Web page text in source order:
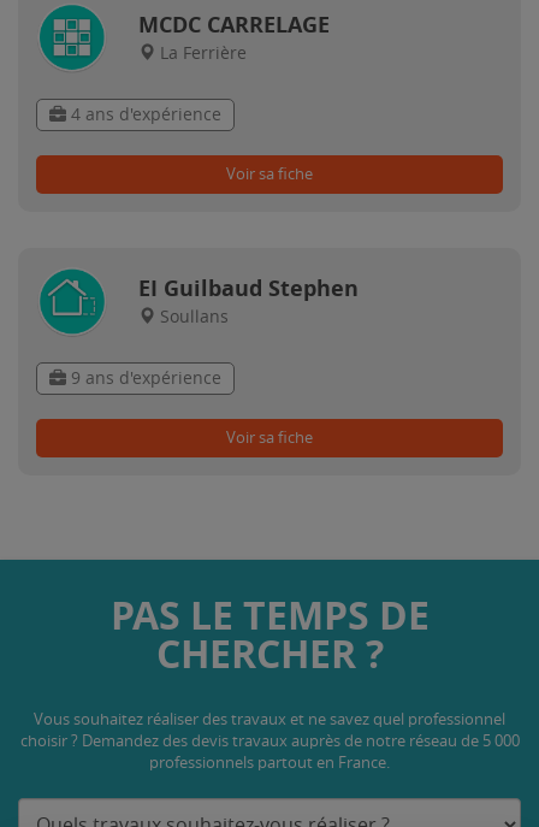
MCDC CARRELAGE
La Ferrière
4 ans d'expérience
Voir sa fiche
EI Guilbaud Stephen
Soullans
9 ans d'expérience
Voir sa fiche
PAS LE TEMPS DE
CHERCHER ?
Vous souhaitez réaliser des travaux et ne savez quel professionnel
choisir ? Demandez des devis travaux auprès de notre réseau de 5 000
professionnels partout en France.